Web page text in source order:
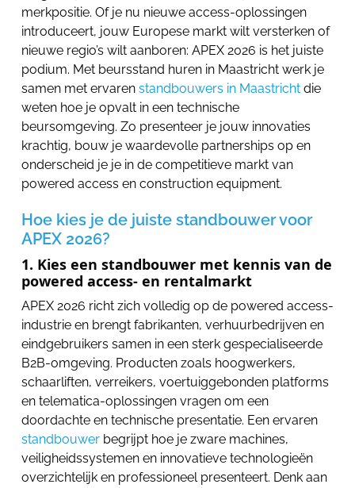
merkpositie. Of je nu nieuwe access-oplossingen
introduceert, jouw Europese markt wilt versterken of
nieuwe regio’s wilt aanboren: APEX 2026 is het juiste
podium. Met beursstand huren in Maastricht werk je
samen met ervaren standbouwers in Maastricht die
weten hoe je opvalt in een technische
beursomgeving. Zo presenteer je jouw innovaties
krachtig, bouw je waardevolle partnerships op en
onderscheid je je in de competitieve markt van
powered access en construction equipment.
Hoe kies je de juiste standbouwer voor
APEX 2026?
1. Kies een standbouwer met kennis van de
powered access- en rentalmarkt
APEX 2026 richt zich volledig op de powered access-
industrie en brengt fabrikanten, verhuurbedrijven en
eindgebruikers samen in een sterk gespecialiseerde
B2B-omgeving. Producten zoals hoogwerkers,
schaarliften, verreikers, voertuiggebonden platforms
en telematica-oplossingen vragen om een
doordachte en technische presentatie. Een ervaren
standbouwer begrijpt hoe je zware machines,
veiligheidssystemen en innovatieve technologieën
overzichtelijk en professioneel presenteert. Denk aan